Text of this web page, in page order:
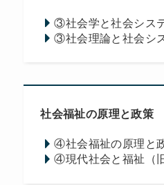
③社会学と社会シス
③社会理論と社会シ
社会福祉の原理と政策
④社会福祉の原理と
④現代社会と福祉（旧